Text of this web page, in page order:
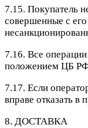
7.15. Покупатель
совершенные с
7.16. Все операции
положением ЦБ
7.17. Если
вправе отказать в
8. ДОСТАВКА